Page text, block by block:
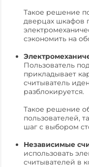
Такое решение
дверцах шкафов
сэкономить на
Пользователь
прикладывает
считыватель
разблокируется.
Такое решение
пользователей,
шаг с выбором
Независимые
использовать
считывателей в